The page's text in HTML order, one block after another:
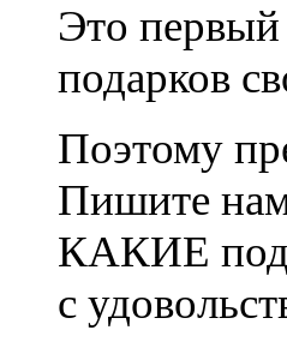
Это
подарков
Поэтому
Пишите
КАКИЕ
с